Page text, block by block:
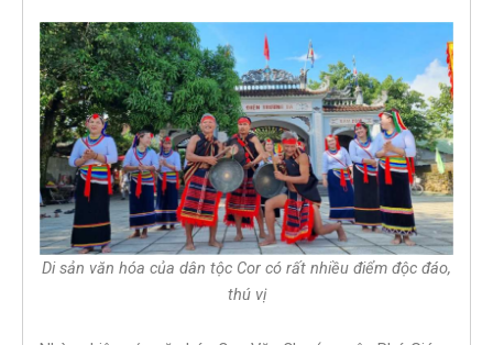
Di sản văn hóa của dân tộc Cor có rất nhiều điểm độc đáo,
thú vị